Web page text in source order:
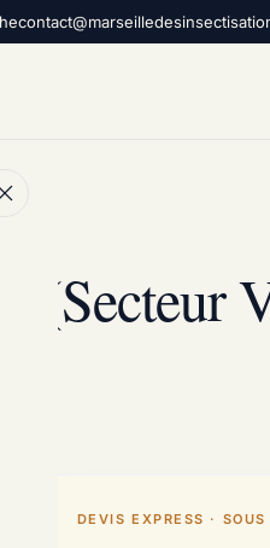
(Secteur
DEVIS EXPRESS · SOUS